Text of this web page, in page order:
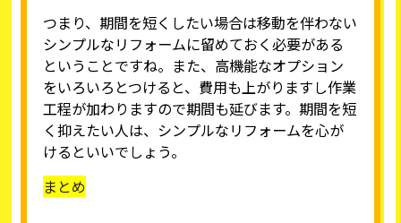
つまり、期間を短くしたい場合は移動を伴わない
シンプルなリフォームに留めておく必要がある
ということですね。また、高機能なオプション
をいろいろとつけると、費用も上がりますし作業
工程が加わりますので期間も延びます。期間を短
く抑えたい人は、シンプルなリフォームを心が
けるといいでしょう。
まとめ